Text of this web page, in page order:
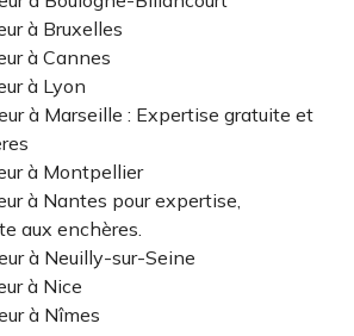
à Bruxelles
à Cannes
à Lyon
à Marseille : Expertise gratuite et
à Montpellier
à Nantes pour expertise,
aux enchères.
à Neuilly-sur-Seine
à Nice
à Nîmes